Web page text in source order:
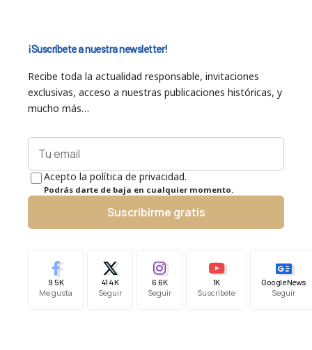
¡Suscríbete a nuestra newsletter!
Recibe toda la actualidad responsable, invitaciones
exclusivas, acceso a nuestras publicaciones históricas, y
mucho más…
Acepto la política de privacidad.
Podrás darte de baja en cualquier momento.
Suscribirme gratis
9.5K
Me gusta
41.4K
Seguir
6.6K
Seguir
1K
Suscríbete
Google News
Seguir